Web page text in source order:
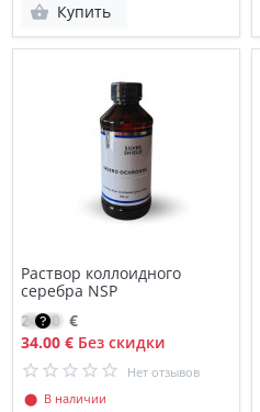
Купить
Раствор коллоидного
серебра NSP
24.60 €
34.00 €Без скидки
Нет отзывов
⬤ В наличии